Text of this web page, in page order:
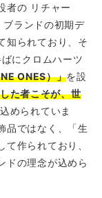
者の リチャー
ランドの初期デ
知られており、そ
にクロムハーツ
ONES）」を設
た者こそが、世
められていま
品ではなく、「生
作られており、
ドの理念が込めら